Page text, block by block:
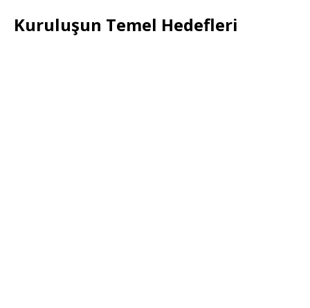
Kuruluşun Temel Hedefleri